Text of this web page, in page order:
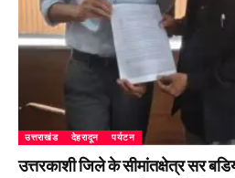
उत्तराखंड देहरादून पर्यटन
उत्तरकाशी जिले के सीमांतक्षेत्र सर